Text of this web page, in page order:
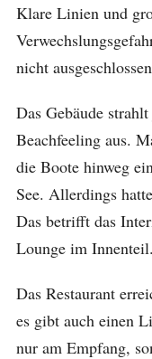
Klare Linien und
nicht
Das Gebäude
Beachfeeling aus.
die Boote hinweg
See. Allerdings
Das betrifft das
Lounge im Innenteil.
Das Restaurant
es gibt auch einen
nur am Empfang,